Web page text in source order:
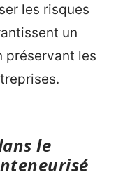
les risques
un
préservant les
le